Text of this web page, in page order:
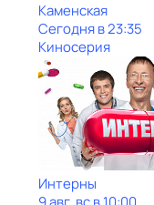
Каменская
Сегодня в 23:35
Киносерия
Интерны